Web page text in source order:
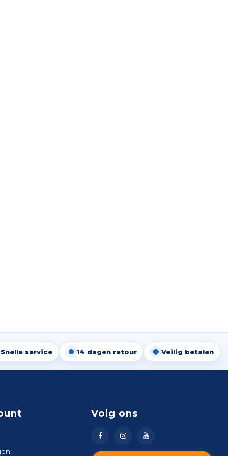
Snelle service 14 dagen retour Veilig betalen
Volg ons